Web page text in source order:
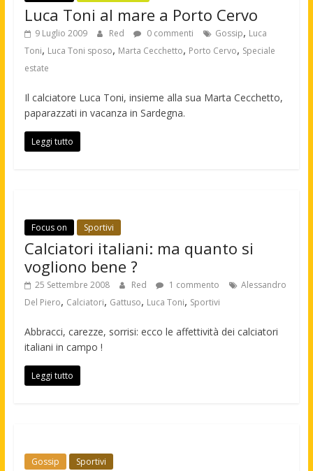
Luca Toni al mare a Porto Cervo
9 Luglio 2009 Red 0 commenti Gossip, Luca
Toni, Luca Toni sposo, Marta Cecchetto, Porto Cervo, Speciale
estate
Il calciatore Luca Toni, insieme alla sua Marta Cecchetto,
paparazzati in vacanza in Sardegna.
Leggi tutto
Focus on Sportivi
Calciatori italiani: ma quanto si
vogliono bene ?
25 Settembre 2008 Red 1 commento
Alessandro
Del Piero, Calciatori, Gattuso, Luca Toni, Sportivi
Abbracci, carezze, sorrisi: ecco le affettività dei calciatori
italiani in campo !
Leggi tutto
Gossip Sportivi